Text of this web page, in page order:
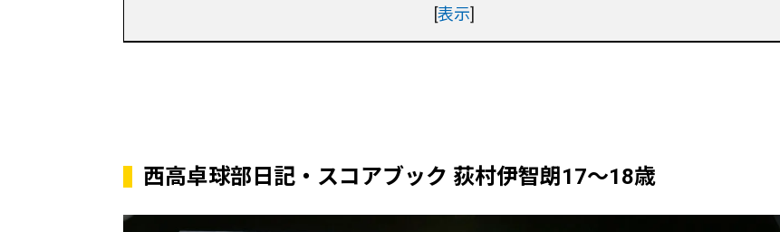
[表示]
西高卓球部日記・スコアブック 荻村伊智朗17～18歳